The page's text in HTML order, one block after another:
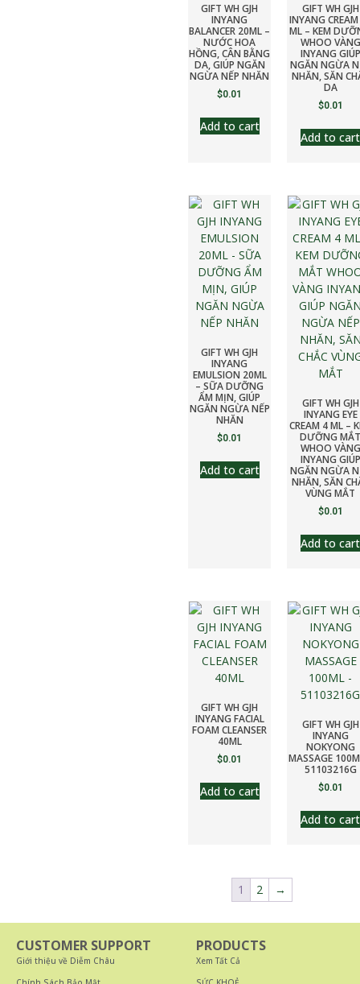
GIFT WH GJH
INYANG
BALANCER 20ML –
NƯỚC HOA
HỒNG, CÂN BẰNG
DA, GIÚP NGĂN
NGỪA NẾP NHĂN
$0.01
Add to cart
GIFT WH GJH
INYANG
ML – KEM
WHOO VÀNG
INYANG GIÚP
NGĂN NGỪA
NHĂN, SĂN
DA
$0.01
Add to cart
GIFT WH GJH
INYANG
EMULSION 20ML
– SỮA DƯỠNG
ẨM MỊN, GIÚP
NGĂN NGỪA NẾP
NHĂN
$0.01
Add to cart
GIFT WH GJH
INYANG EYE
CREAM 4 ML –
DƯỠNG MẮT
WHOO VÀNG
INYANG GIÚP
NGĂN NGỪA
NHĂN, SĂN
VÙNG MẮT
$0.01
Add to cart
GIFT WH GJH
INYANG FACIAL
FOAM CLEANSER
40ML
$0.01
Add to cart
GIFT WH GJH
INYANG
NOKYONG
MASSAGE
51103216G
$0.01
Add to cart
1 2 →
CUSTOMER SUPPORT
Giới thiệu về Diễm Châu
PRODUCTS
Xem Tất Cả